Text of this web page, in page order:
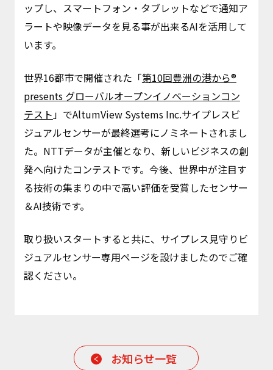
ップし、スマートフォン・タブレットなどで通知ア
ラートや映像データを見る事が出来るAIを活用して
います。
世界16都市で開催された「第10回豊洲の港から®
presents グローバルオープンイノベーションコン
テスト」でAltumView Systems Inc.サイプレスビ
ジュアルセンサーが最終選考にノミネートされまし
た。NTTデータが主催となり、新しいビジネスの創
発へ向けたコンテストです。今後、世界中が注目す
る技術の集まりの中で高い評価を受賞したセンサー
＆AI技術です。
取り扱いスタートすると共に、サイプレス見守りビ
ジュアルセンサー専用ページを設けましたのでご確
認ください。
お知らせ一覧